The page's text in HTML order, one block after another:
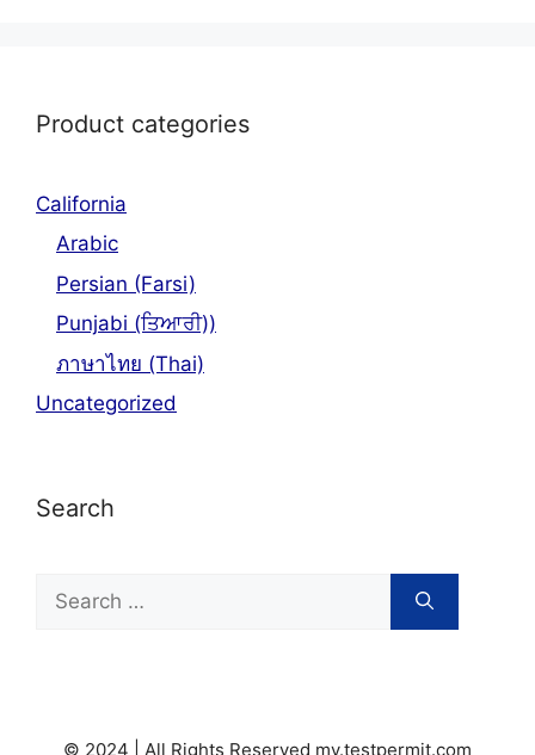
Product categories
California
Arabic
Persian (Farsi)
Punjabi (ਤਿਆਰੀ))
ภาษาไทย (Thai)
Uncategorized
Search
Search
for:
© 2024 | All Rights Reserved my.testpermit.com